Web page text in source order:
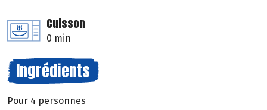
Cuisson
0 min
Ingrédients
Pour 4 personnes